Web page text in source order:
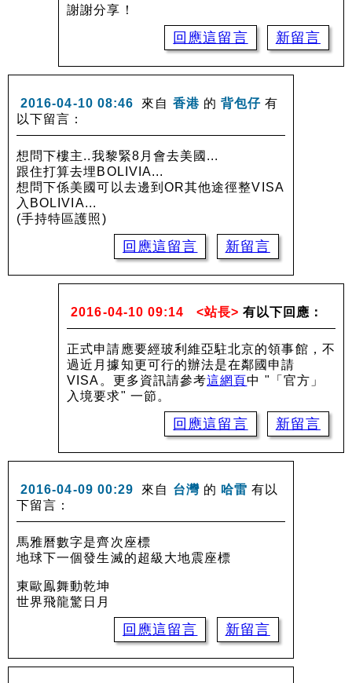
謝謝分享！
回應這留言 新留言
2016-04-10 08:46 來自 香港 的 背包仔 有
以下留言：
想問下樓主..我黎緊8月會去美國...
跟住打算去埋BOLIVIA...
想問下係美國可以去邊到OR其他途徑整VISA
入BOLIVIA...
(手持特區護照)
回應這留言 新留言
2016-04-10 09:14 <站長> 有以下回應：
正式申請應要經玻利維亞駐北京的領事館，不
過近月據知更可行的辦法是在鄰國申請
VISA。更多資訊請參考這網頁中 "「官方」
入境要求" 一節。
回應這留言 新留言
2016-04-09 00:29 來自 台灣 的 哈雷 有以
下留言：
馬雅曆數字是齊次座標
地球下一個發生滅的超級大地震座標
東歐鳯舞動乾坤
世界飛龍驚日月
回應這留言 新留言